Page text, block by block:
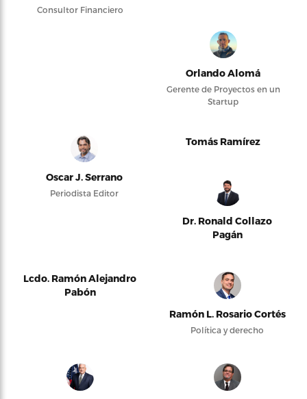
Consultor Financiero
Orlando Alomá
Gerente de Proyectos en un
Startup
Oscar J. Serrano
Periodista Editor
Tomás Ramírez
Dr. Ronald Collazo
Pagán
Lcdo. Ramón Alejandro
Pabón
Ramón L. Rosario Cortés
Política y derecho